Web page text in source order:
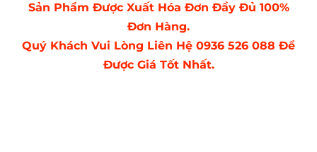
Sản Phẩm Được Xuất Hóa Đơn Đầy Đủ 100%
Đơn Hàng.
Quý Khách Vui Lòng Liên Hệ 0936 526 088 Để
Được Giá Tốt Nhất.